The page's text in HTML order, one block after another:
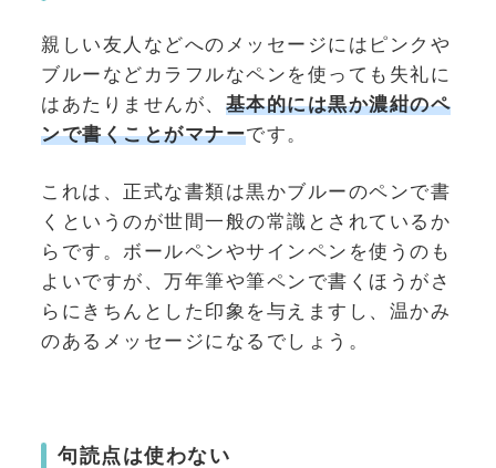
親しい友人などへのメッセージにはピンクや
ブルーなどカラフルなペンを使っても失礼に
はあたりませんが、 基本的には黒か濃紺のペ
ンで書くことがマナーです。
これは、正式な書類は黒かブルーのペンで書
くというのが世間一般の常識とされているか
らです。ボールペンやサインペンを使うのも
よいですが、万年筆や筆ペンで書くほうがさ
らにきちんとした印象を与えますし、温かみ
のあるメッセージになるでしょう。
句読点は使わない